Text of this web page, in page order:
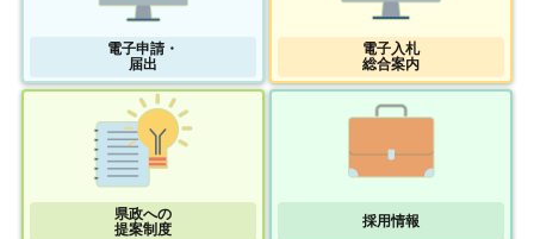
電子申請・
届出
電子入札
総合案内
県政への
提案制度
採用情報